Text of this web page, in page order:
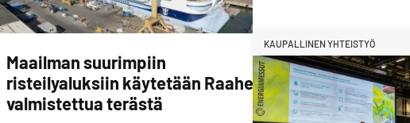
Maailman suurimpiin
risteilyaluksiin käytetään Raahessa
valmistettua terästä
KAUPALLINEN YHTEISTYÖ